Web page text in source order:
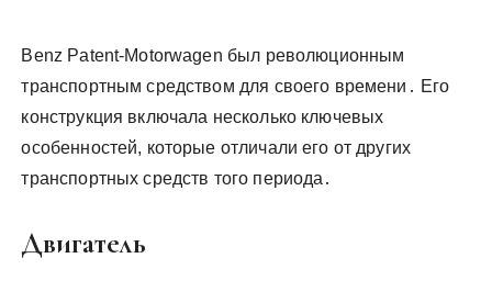
Benz Patent-Motorwagen был революционным
транспортным средством для своего времени․ Его
конструкция включала несколько ключевых
особенностей, которые отличали его от других
транспортных средств того периода․
Двигатель